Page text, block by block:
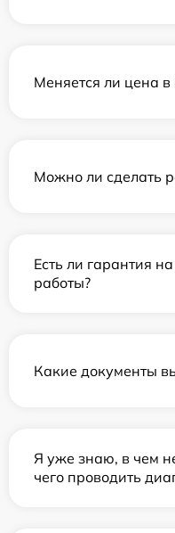
Меняется ли цена в
Можно ли сделать
Есть ли гарантия
работы?
Какие документы
Я уже знаю, в чем
чего проводить